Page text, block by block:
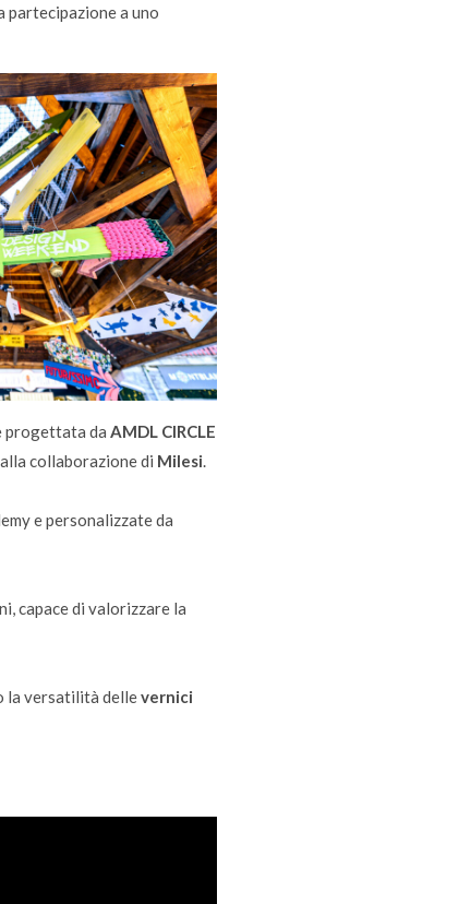
a uno
progettata da AMDL CIRCLE
collaborazione di Milesi.
e personalizzate da
capace di valorizzare la
la versatilità dellevernici